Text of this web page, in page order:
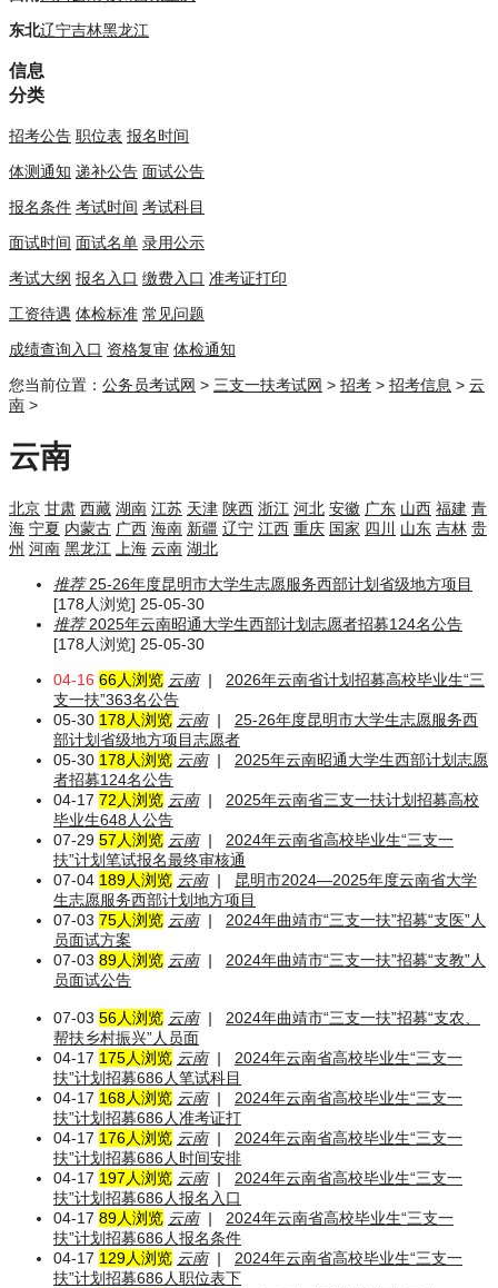
东北辽宁吉林黑龙江
信息
分类
招考公告 职位表 报名时间
体测通知 递补公告 面试公告
报名条件 考试时间 考试科目
面试时间 面试名单 录用公示
考试大纲 报名入口 缴费入口 准考证打印
工资待遇 体检标准 常见问题
成绩查询入口 资格复审 体检通知
您当前位置： 公务员考试网 > 三支一扶考试网 > 招考 > 招考信息 > 云
南 >
云南
北京 甘肃 西藏 湖南 江苏 天津 陕西 浙江 河北 安徽 广东 山西 福建 青
海 宁夏 内蒙古 广西 海南 新疆 辽宁 江西 重庆 国家 四川 山东 吉林 贵
州 河南 黑龙江 上海 云南 湖北
推荐25-26年度昆明市大学生志愿服务西部计划省级地方项目
[178人浏览] 25-05-30
推荐2025年云南昭通大学生西部计划志愿者招募124名公告
[178人浏览] 25-05-30
04-16 66人浏览 云南|
2026年云南省计划招募高校毕业生“三
支一扶”363名公告
05-30 178人浏览 云南|
25-26年度昆明市大学生志愿服务西
部计划省级地方项目志愿者
05-30 178人浏览 云南|
2025年云南昭通大学生西部计划志愿
者招募124名公告
04-17 72人浏览 云南|
2025年云南省三支一扶计划招募高校
毕业生648人公告
07-29 57人浏览 云南|
2024年云南省高校毕业生“三支一
扶”计划笔试报名最终审核通
07-04 189人浏览 云南|
昆明市2024—2025年度云南省大学
生志愿服务西部计划地方项目
07-03 75人浏览 云南|
2024年曲靖市“三支一扶”招募“支医”人
员面试方案
07-03 89人浏览 云南|
2024年曲靖市“三支一扶”招募“支教”人
员面试公告
07-03 56人浏览 云南|
2024年曲靖市“三支一扶”招募“支农、
帮扶乡村振兴”人员面
04-17 175人浏览 云南|
2024年云南省高校毕业生“三支一
扶”计划招募686人笔试科目
04-17 168人浏览 云南|
2024年云南省高校毕业生“三支一
扶”计划招募686人准考证打
04-17 176人浏览 云南|
2024年云南省高校毕业生“三支一
扶”计划招募686人时间安排
04-17 197人浏览 云南|
2024年云南省高校毕业生“三支一
扶”计划招募686人报名入口
04-17 89人浏览 云南|
2024年云南省高校毕业生“三支一
扶”计划招募686人报名条件
04-17 129人浏览 云南|
2024年云南省高校毕业生“三支一
扶”计划招募686人职位表下